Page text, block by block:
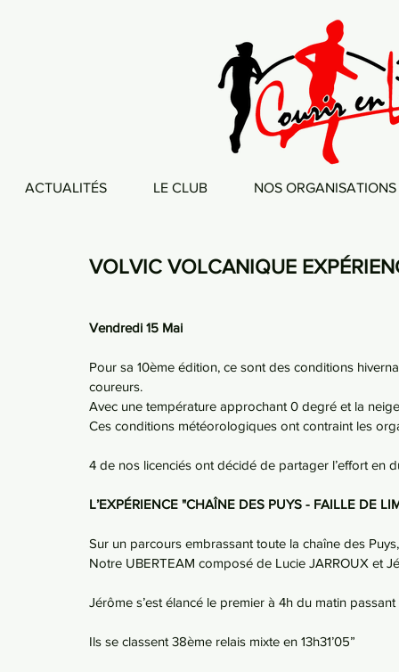
ACTUALITÉS LE CLUB NOS ORGANISATIONS
VOLVIC VOLCANIQUE
Vendredi 15 Mai
Pour sa 10ème édition, ce sont des conditions
coureurs.
Avec une température approchant 0 degré et la
Ces conditions météorologiques ont contraint les
4 de nos licenciés ont décidé de partager l’effort en
L’EXPÉRIENCE "CHAÎNE DES PUYS - FAILLE DE
Sur un parcours embrassant toute la chaîne des Puys,
Notre UBERTEAM composé de Lucie JARROUX et
Jérôme s’est élancé le premier à 4h du matin
Ils se classent 38ème relais mixte en 13h31’05”